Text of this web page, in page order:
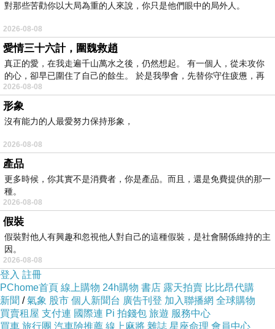
斗大的“無料”中文免費的意思，馮點餐單號上的
數字尾數是“0”可免費點一碗拉麵。
餐點價格只有二種，$180 和 $280 差別就是肉片
的數量，一樣享有加麵、加飯不加價的優惠。
對那些苦勸你以大局為重的人來說，你只是他們眼中的局外人。
2026-08-08
愛情三十六計，圍魏救趙
真正的愛，在我走遍千山萬水之後，仍然想起。 有一個人，從未攻你
的心，卻早已圍住了自己的餘生。 於是我學會，先替你守住疲憊，再
2026-08-08
形象
沒有能力的人最愛努力保持形象，
2026-08-08
產品
更多時候，你其實不是消費者，你是產品。而且，還是免費提供的那一
種。
2026-08-08
假裝
假裝對他人有興趣和忽視他人對自己的這種假裝，是社會關係維持的主
因。
2026-08-08
登入 註冊
PChome首頁 線上購物 24h購物 書店 露天拍賣 比比昂代購
新聞 /氣象 股市 個人新聞台 廣告刊登 加入聯播網 全球購物
買賣租屋 支付連 國際連 Pi 拍錢包 旅遊 服務中心
買車 旅行團 汽車險推薦 線上麻將 雜誌 星座命理 會員中心